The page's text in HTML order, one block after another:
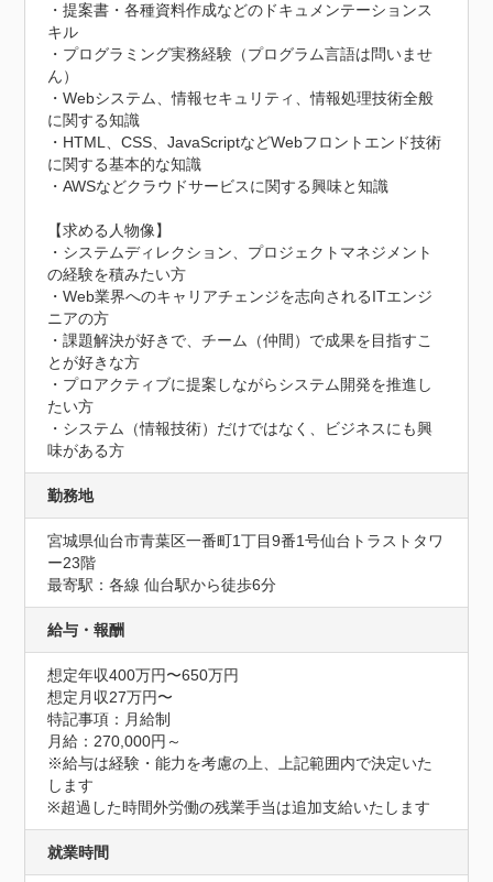
・提案書・各種資料作成などのドキュメンテーションス
キル
・プログラミング実務経験（プログラム言語は問いませ
ん）
・Webシステム、情報セキュリティ、情報処理技術全般
に関する知識
・HTML、CSS、JavaScriptなどWebフロントエンド技術
に関する基本的な知識
・AWSなどクラウドサービスに関する興味と知識
【求める人物像】
・システムディレクション、プロジェクトマネジメント
の経験を積みたい方
・Web業界へのキャリアチェンジを志向されるITエンジ
ニアの方
・課題解決が好きで、チーム（仲間）で成果を目指すこ
とが好きな方
・プロアクティブに提案しながらシステム開発を推進し
たい方
・システム（情報技術）だけではなく、ビジネスにも興
味がある方
勤務地
宮城県仙台市青葉区一番町1丁目9番1号仙台トラストタワ
ー23階
最寄駅：各線 仙台駅から徒歩6分
給与・報酬
想定年収400万円〜650万円
想定月収27万円〜
特記事項：月給制
月給：270,000円～
※給与は経験・能力を考慮の上、上記範囲内で決定いた
します
※超過した時間外労働の残業手当は追加支給いたします
就業時間